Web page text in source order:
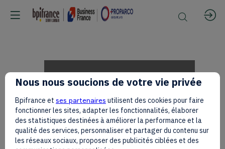
Domitille
GUILLOTON
Nous nous soucions de votre vie privée
Bpifrance et ses partenaires utilisent des cookies pour faire
fonctionner les sites, adapter les fonctionnalités, élaborer
des statistiques destinées à améliorer la performance et la
qualité des services, personnaliser et partager du contenu sur
les réseaux sociaux, proposer des publicités ciblées et des